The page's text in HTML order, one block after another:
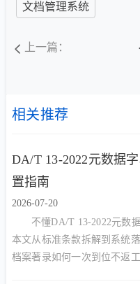
文档管理系统
上一篇：
相关推荐
DA/T 13-2022元数据
置指南
2026-07-20
不懂DA/T 13-2022元数
本文从标准条款拆解到系统
档案著录如何一次到位不返工